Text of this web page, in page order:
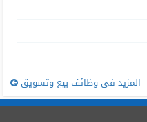
المزيد فى وظائف بيع وتسويق